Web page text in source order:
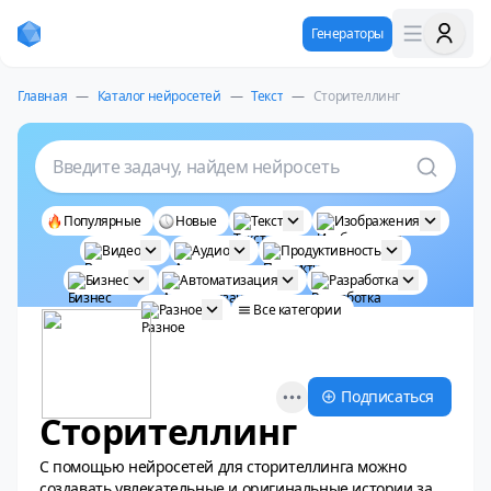
Генераторы
Главная — Каталог нейросетей — Текст — Сторителлинг
Введите задачу, найдем нейросеть
Популярные Новые Текст
Изображения
Видео
Аудио
Продуктивность
Бизнес
Автоматизация
Разработка
Разное
Все категории
Open options
Подписаться
Сторителлинг
С помощью нейросетей для сторителлинга можно